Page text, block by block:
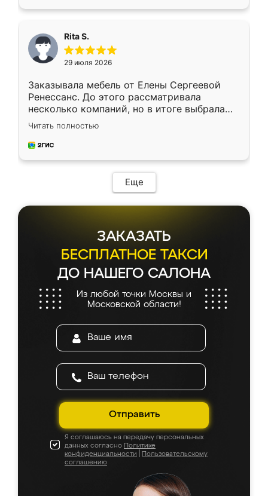
Rita S.
29 июля 2026
Заказывала мебель от Елены Сергеевой
Ренессанс. До этого рассматривала
несколько компаний, но в итоге выбрала
эту. Сначала обговорили условия, потом
приехал замерщик, всё спокойно объяснил
и снял размеры. Изготовили в срок, с
мебель сразу встала на свое место без
каких-либо доработок. Качеством осталась
довольна, все выглядит так, как и ожидала.
Читать полностью
Еще
ЗАКАЗАТЬ
БЕСПЛАТНОЕ ТАКСИ
ДО НАШЕГО САЛОНА
Из любой точки Москвы и
Московской области!
Отправить
Я соглашаюсь на передачу персональных
данных согласно Политике
конфиденциальности
Пользовательскому
соглашению